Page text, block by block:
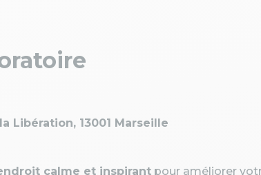
Libération, 13001 Marseille
calme et inspirant pour améliorer